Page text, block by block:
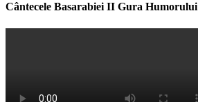
Cântecele Basarabiei II Gura Humorului